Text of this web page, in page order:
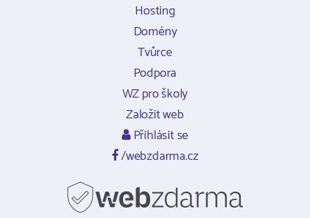
Hosting
Domény
Tvůrce
Podpora
WZ pro školy
Založit web
Přihlásit se
/webzdarma.cz